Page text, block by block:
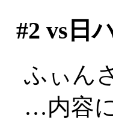
#2 vs日
ふぃん
…内容